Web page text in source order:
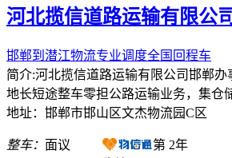
河北揽信道路运输有限公
邯郸到潜江物流专业调度全国回程车
简介:河北揽信道路运输有限公司邯郸
地长短途整车零担公路运输业务，集仓
地址：邯郸市邯山区文杰物流园C区
整车： 面议 第 2年